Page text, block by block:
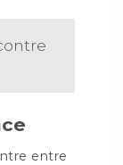
entre